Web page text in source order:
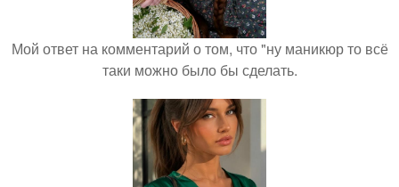
Мой ответ на комментарий о том, что "ну маникюр то всё
таки можно было бы сделать.